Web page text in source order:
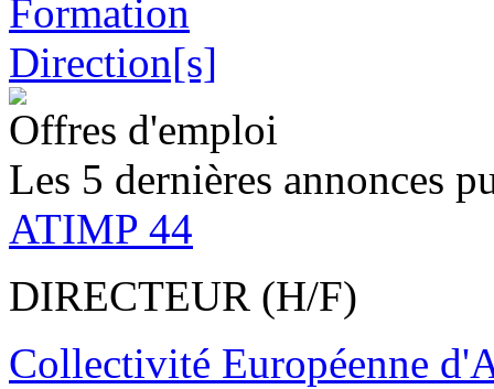
Offres d'emploi
Les 5 dernières annonces
ATIMP 44
DIRECTEUR (H/F)
Collectivité Européenne